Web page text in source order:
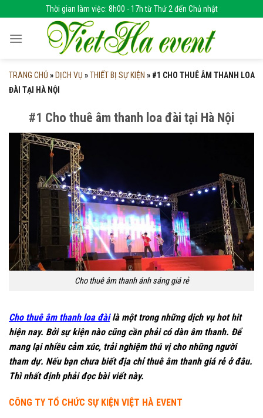
to
content
Thời gian làm việc: 8h00 - 17h từ Thứ 2 đến Chủ nhật
TRANG CHỦ » DỊCH VỤ »THIẾT BỊ SỰ KIỆN » #1 CHO THUÊ ÂM THANH LOA
ĐÀI TẠI HÀ NỘI
#1 Cho thuê âm thanh loa đài tại Hà Nội
Cho thuê âm thanh ánh sáng giá rẻ
Cho thuê âm thanh loa đàilà một trong những dịch vụ hot hit
hiện nay. Bởi sự kiện nào cũng cần phải có dàn âm thanh. Để
mang lại nhiều cảm xúc, trải nghiệm thú vị cho những người
tham dự. Nếu bạn chưa biết địa chỉ thuê âm thanh giá rẻ ở đâu.
Thì nhất định phải đọc bài viết này.
CÔNG TY TỔ CHỨC SỰ KIỆN VIỆT HÀ EVENT